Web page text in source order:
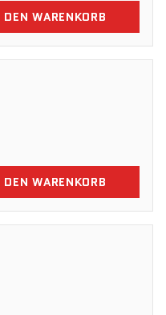
DEN WARENKORB
DEN WARENKORB